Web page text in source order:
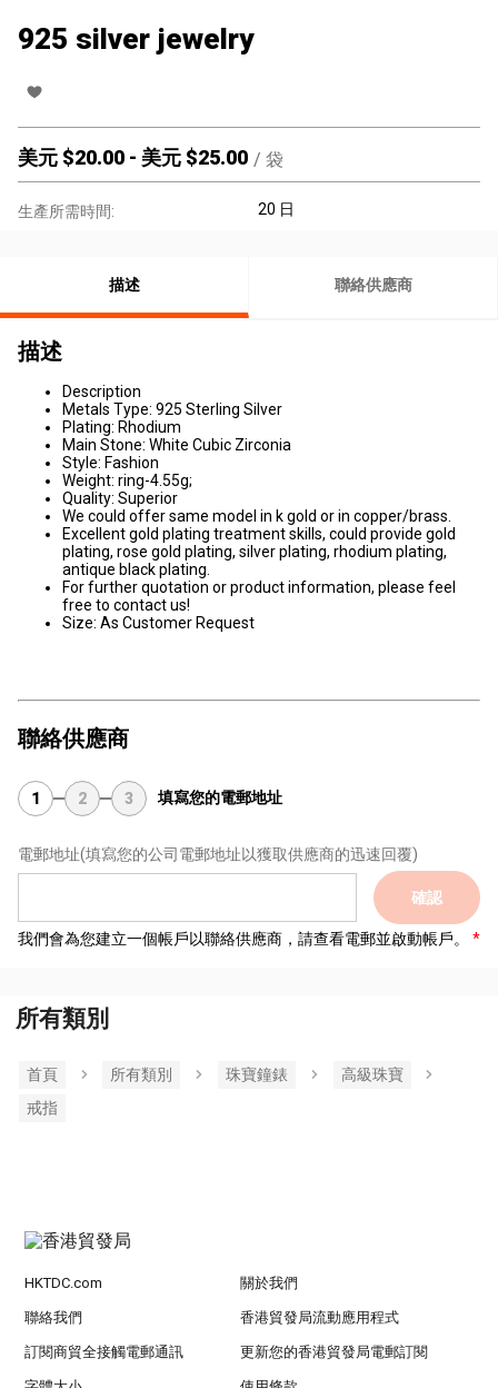
925 silver jewelry
美元 $20.00 - 美元 $25.00 / 袋
生產所需時間: 20 日
描述 聯絡供應商
描述
Description
Metals Type: 925 Sterling Silver
Plating: Rhodium
Main Stone: White Cubic Zirconia
Style: Fashion
Weight: ring-4.55g;
Quality: Superior
We could offer same model in k gold or in copper/brass.
Excellent gold plating treatment skills, could provide gold
plating, rose gold plating, silver plating, rhodium plating,
antique black plating.
For further quotation or product information, please feel
free to contact us!
Size: As Customer Request
聯絡供應商
1 2 3 填寫您的電郵地址
電郵地址(填寫您的公司電郵地址以獲取供應商的迅速回覆)
確認
我們會為您建立一個帳戶以聯絡供應商，請查看電郵並啟動帳戶。
所有類別
首頁 所有類別 珠寶鐘錶
高級珠寶
戒指
HKTDC.com 關於我們
聯絡我們 香港貿發局流動應用程式
訂閱商貿全接觸電郵通訊 更新您的香港貿發局電郵訂閱